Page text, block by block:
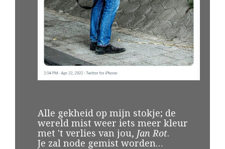
Alle gekheid op mijn stokje; de
wereld mist weer iets meer kleur
met 't verlies van jou, Jan Rot.
Je zal node gemist worden…